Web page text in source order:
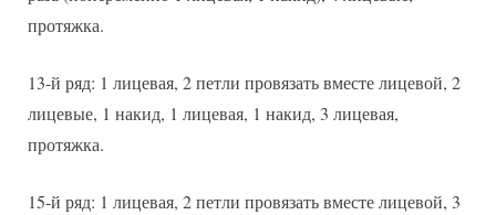
протяжка.
13-й ряд: 1 лицевая, 2 петли провязать вместе лицевой, 2
лицевые, 1 накид, 1 лицевая, 1 накид, 3 лицевая,
протяжка.
15-й ряд: 1 лицевая, 2 петли провязать вместе лицевой, 3